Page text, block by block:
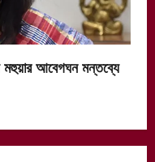
আবেগঘন মন্তব্যে